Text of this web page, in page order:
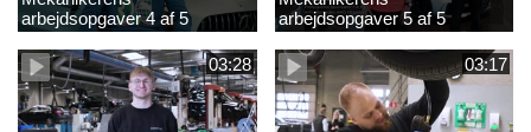
arbejdsopgaver 4 af 5
(Frederik Vesti)
arbejdsopgaver 5 af 5
(Frederik Vesti)
03:28
03:17